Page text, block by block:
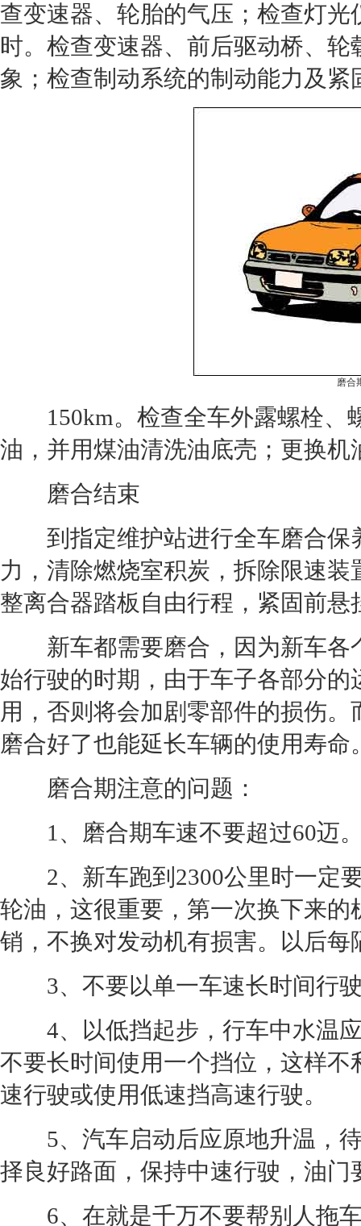
查变速器、 轮胎的气压；检查灯光
时。检查变速器、前后驱动桥、
象；检查制动系统的制动能力及紧
磨合
150km。检查全车外露螺栓、
油，并用煤油清洗油底壳；更换
磨合结束
到指定维护站进行全车磨合保
力，清除燃烧室积炭，拆除限速装
整离合器踏板自由行程，紧固前悬
新车都需要磨合，因为新车各
始行驶的时期，由于车子各部分
用，否则将会加剧零部件的损伤
磨合好了也能延长车辆的使用寿
磨合期注意的问题：
1、磨合期车速不要超过60迈
2、 新车跑到2300公里时一定
轮油，这很重要，第一次换下来
销，不换对发动机有损害。以后每
3、不要以单一车速长时间行驶
4、以低挡起步，行车中水温应
不要长时间使用一个挡位，这样
速行驶或使用低速挡高速行驶。
5、汽车启动后应原地升温，待
择良好路面，保持中速行驶，油
6、在就是千万不要帮别人拖车